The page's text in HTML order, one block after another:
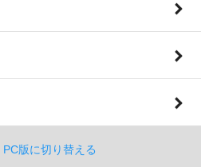
PC版に切り替える